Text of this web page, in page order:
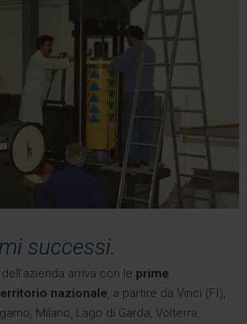
successi.
arriva con le prime
nazionale, a partire da Vinci (FI),
Milano, Lago di Garda, Volterra,